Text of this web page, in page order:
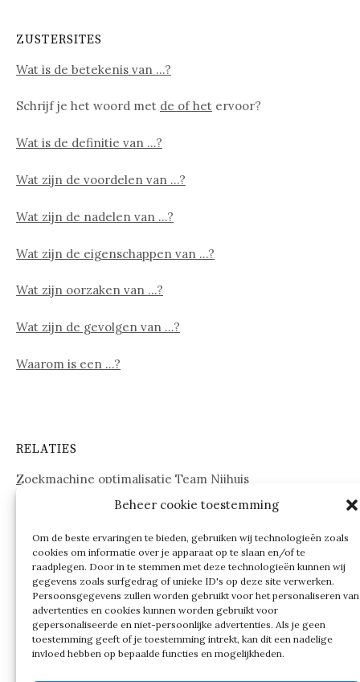
Beheer cookie toestemming
Om de beste ervaringen te bieden, gebruiken wij technologieën zoals
cookies om informatie over je apparaat op te slaan en/of te
raadplegen. Door in te stemmen met deze technologieën kunnen wij
gegevens zoals surfgedrag of unieke ID's op deze site verwerken.
Persoonsgegevens zullen worden gebruikt voor het personaliseren van
advertenties en cookies kunnen worden gebruikt voor
gepersonaliseerde en niet-persoonlijke advertenties. Als je geen
toestemming geeft of je toestemming intrekt, kan dit een nadelige
invloed hebben op bepaalde functies en mogelijkheden.
ZUSTERSITES
Wat is de betekenis van …?
Schrijf je het woord met de of het ervoor?
Wat is de definitie van …?
Wat zijn de voordelen van …?
Wat zijn de nadelen van …?
Wat zijn de eigenschappen van …?
Wat zijn oorzaken van …?
Wat zijn de gevolgen van …?
Waarom is een …?
RELATIES
Zoekmachine optimalisatie Team Nijhuis